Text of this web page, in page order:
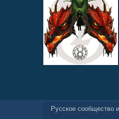
Русское сообщество